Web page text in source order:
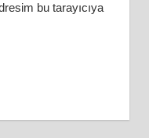
bu tarayıcıya